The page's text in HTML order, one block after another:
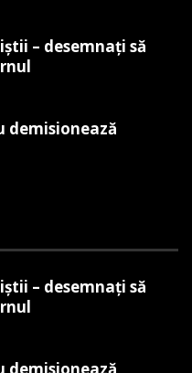
– desemnați să
demisionează
– desemnați să